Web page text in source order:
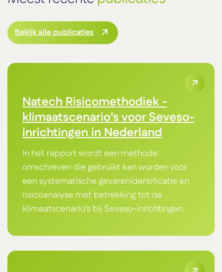
Bekijk alle publicaties
Natech Risicomethodiek -
klimaatscenario’s voor Seveso-
inrichtingen in Nederland
In het rapport wordt een methode
omschreven die gebruikt kan worden voor
een systematische gevarenidentificatie en
risicoanalyse met betrekking tot de
klimaatscenario’s bij Seveso-inrichtingen.